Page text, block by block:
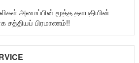
அமைப்பின் மூத்த தளபதியின்
சத்தியப் பிரமாணம்!!